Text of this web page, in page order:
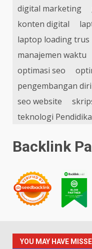
digital marketing
konten digital
laptop loading trus
manajemen waktu
optimasi seo
pengembangan diri
seo website
teknologi
Backlink
YOU MAY HAVE